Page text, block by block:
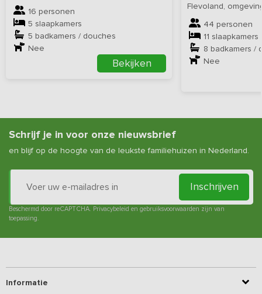
16 personen
5 slaapkamers
5 badkamers / douches
Nee
Bekijken
Flevoland,
44 personen
11 slaapkamers
8 badkamers /
Nee
Schrijf je in voor onze nieuwsbrief
en blijf op de hoogte van de leukste familiehuizen in Nederland.
Inschrijven
Beschermd door reCAPTCHA. Privacybeleid en gebruiksvoorwaarden zijn van
toepassing.
Informatie